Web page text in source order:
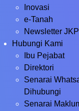
Inovasi
e-Tanah
Newsletter
Hubungi Kami
Ibu Pejabat
Direktori
Senarai
Dihubungi
Senarai